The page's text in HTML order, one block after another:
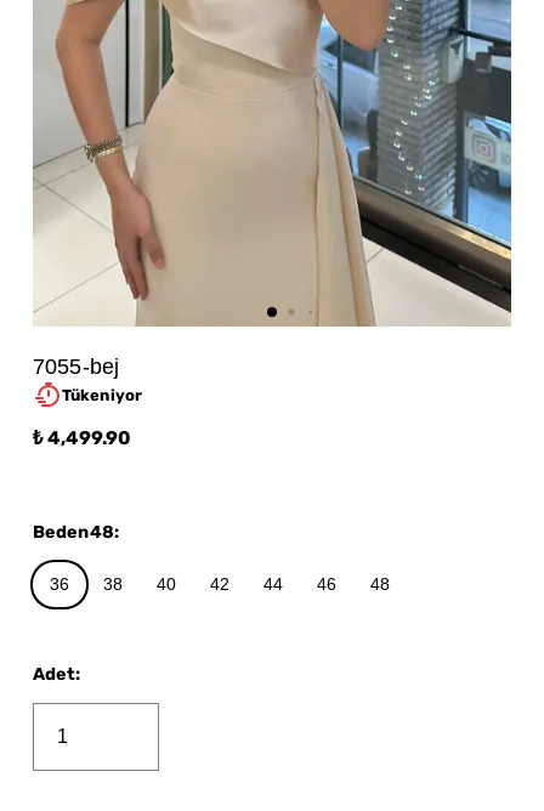
7055-bej
Tükeniyor
₺ 4,499.90
Beden48:
36 38 40 42 44 46 48
Adet: